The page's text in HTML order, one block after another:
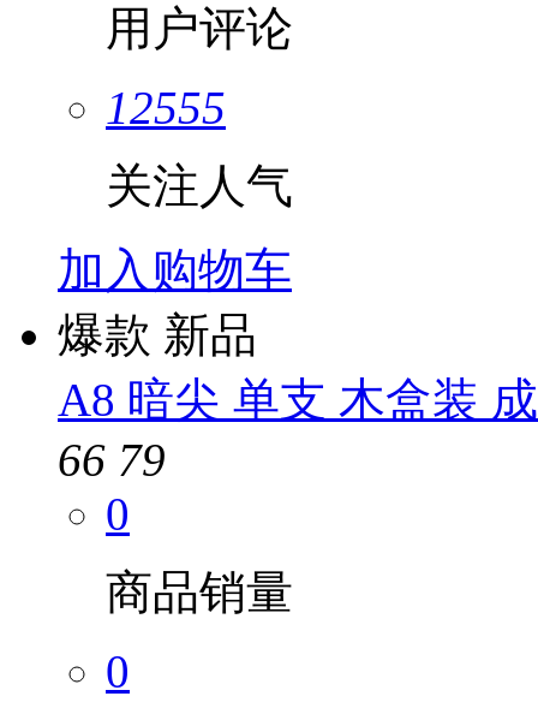
用户评论
12555
关注人气
加入购物车
爆款 新品
A8 暗尖 单支 木盒装
66 79
0
商品销量
0